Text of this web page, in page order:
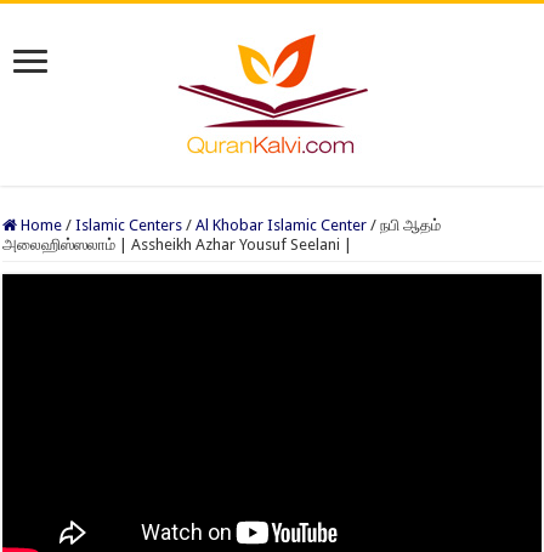
Home / Islamic Centers / Al Khobar Islamic Center / நபி ஆதம்
அலைஹிஸ்ஸலாம் | Assheikh Azhar Yousuf Seelani |